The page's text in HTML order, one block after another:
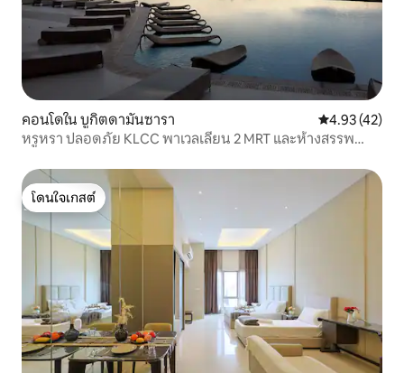
คอนโดใน บูกิตดามันซารา คะแนนเฉลี่ย
4.93 (42)
หรูหรา ปลอดภัย KLCC พาเวลเลียน 2 MRT และห้างสรรพ
โดนใจเกสต์
โดนใจเกสต์